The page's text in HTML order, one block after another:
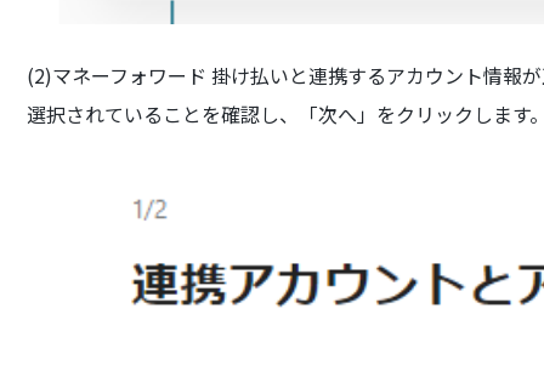
(2)マネーフォワード 掛け払いと連携するアカウント情報
選択されていることを確認し、「次へ」をクリックします